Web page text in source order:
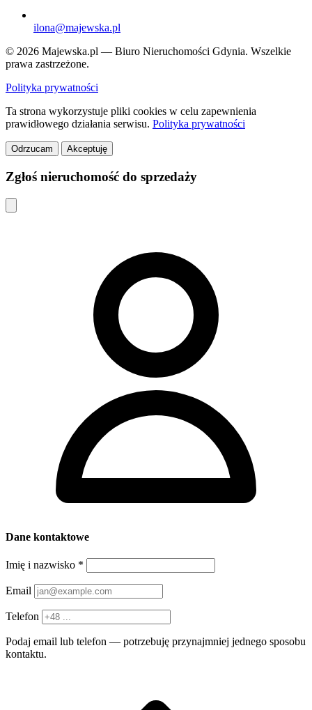
ilona@majewska.pl
© 2026 Majewska.pl — Biuro Nieruchomości Gdynia. Wszelkie
prawa zastrzeżone.
Polityka prywatności
Ta strona wykorzystuje pliki cookies w celu zapewnienia
prawidłowego działania serwisu. Polityka prywatności
Odrzucam Akceptuję
Zgłoś nieruchomość do sprzedaży
Dane kontaktowe
Imię i nazwisko *
Email
Telefon
Podaj email lub telefon — potrzebuję przynajmniej jednego sposobu
kontaktu.